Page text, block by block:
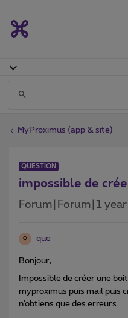
MyProximus (app & site)
QUESTION
impossible de
Forum|Forum|1 year
Q que
Bonjour,
Impossible de créer une
myproximus puis mail puis
n’obtiens que des erreurs.